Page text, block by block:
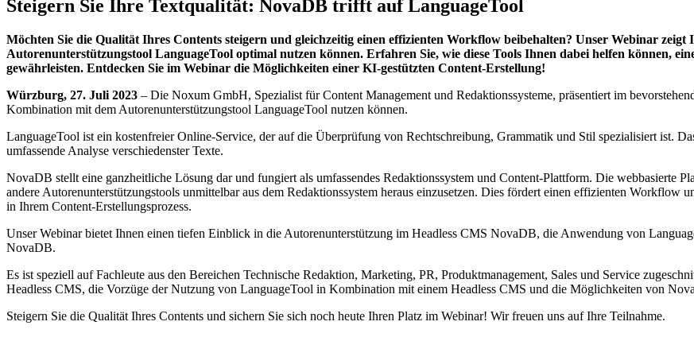
Steigern Sie Ihre Textqualität: NovaDB trifft auf LanguageTool
Möchten Sie die Qualität Ihres Contents steigern und gleichzeitig einen effizienten Workflow beibehalten? Unser Webinar
Autorenunterstützungstool LanguageTool optimal nutzen können. Erfahren Sie, wie diese Tools Ihnen dabei helfen können,
gewährleisten. Entdecken Sie im Webinar die Möglichkeiten einer KI-gestützten Content-Erstellung!
Würzburg, 27. Juli 2023 – Die Noxum GmbH, Spezialist für Content Management und Redaktionssysteme, präsentiert im
Kombination mit dem Autorenunterstützungstool LanguageTool nutzen können.
LanguageTool ist ein kostenfreier Online-Service, der auf die Überprüfung von Rechtschreibung, Grammatik und Stil spezialisiert ist.
umfassende Analyse verschiedenster Texte.
NovaDB stellt eine ganzheitliche Lösung dar und fungiert als umfassendes Redaktionssystem und Content-Plattform. Die webbasierte
andere Autorenunterstützungstools unmittelbar aus dem Redaktionssystem heraus einzusetzen. Dies fördert einen effizienten
in Ihrem Content-Erstellungsprozess.
Unser Webinar bietet Ihnen einen tiefen Einblick in die Autorenunterstützung im Headless CMS NovaDB, die Anwendung von
NovaDB.
Es ist speziell auf Fachleute aus den Bereichen Technische Redaktion, Marketing, PR, Produktmanagement, Sales und Service
Headless CMS, die Vorzüge der Nutzung von LanguageTool in Kombination mit einem Headless CMS und die Möglichkeiten von
Steigern Sie die Qualität Ihres Contents und sichern Sie sich noch heute Ihren Platz im Webinar! Wir freuen uns auf Ihre Teilnahme.